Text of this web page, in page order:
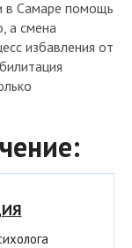
в Самаре помощь
а смена
избавления от